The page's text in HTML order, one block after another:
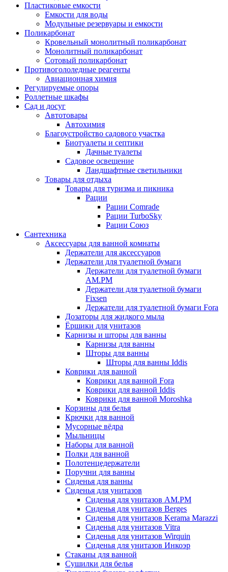
Пластиковые емкости
Емкости для воды
Модульные резервуары и емкости
Поликарбонат
Кровельный монолитный поликарбонат
Монолитный поликарбонат
Сотовый поликарбонат
Противогололедные реагенты
Авиационная химия
Регулируемые опоры
Роллетные шкафы
Сад и досуг
Автотовары
Автохимия
Благоустройство садового участка
Биотуалеты и септики
Дачные туалеты
Садовое освещение
Ландшафтные светильники
Товары для отдыха
Товары для туризма и пикника
Рации
Рации Comrade
Рации TurboSky
Рации Союз
Сантехника
Аксессуары для ванной комнаты
Держатели для аксессуаров
Держатели для туалетной бумаги
Держатели для туалетной бумаги
AM.PM
Держатели для туалетной бумаги
Fixsen
Держатели для туалетной бумаги Fora
Дозаторы для жидкого мыла
Ёршики для унитазов
Карнизы и шторы для ванны
Карнизы для ванны
Шторы для ванны
Шторы для ванны Iddis
Коврики для ванной
Коврики для ванной Fora
Коврики для ванной Iddis
Коврики для ванной Moroshka
Корзины для белья
Крючки для ванной
Мусорные вёдра
Мыльницы
Наборы для ванной
Полки для ванной
Полотенцедержатели
Поручни для ванны
Сиденья для ванны
Сиденья для унитазов
Сиденья для унитазов AM.PM
Сиденья для унитазов Berges
Сиденья для унитазов Kerama Marazzi
Сиденья для унитазов Vitra
Сиденья для унитазов Wirquin
Сиденья для унитазов Инкоэр
Стаканы для ванной
Сушилки для белья